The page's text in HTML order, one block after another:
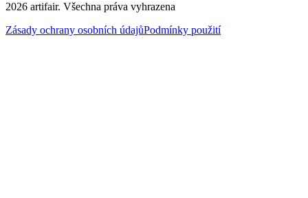
2026 artifair. Všechna práva vyhrazena
Zásady ochrany osobních údajůPodmínky použití